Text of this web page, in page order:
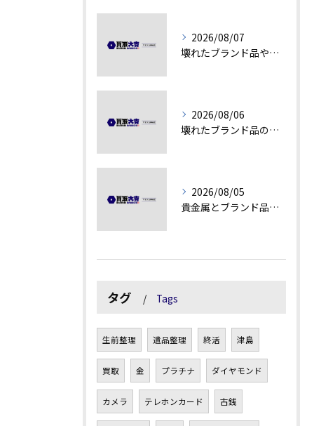
2026/08/07
壊れたブランド品や古物の価値を見極める秘訣
2026/08/06
壊れたブランド品の価値を見極める技術とは
2026/08/05
貴金属とブランド品の価値変動を見極める方法
タグ Tags
生前整理 遺品整理 終活 津島
買取 金 プラチナ ダイヤモンド
カメラ テレホンカード 古銭